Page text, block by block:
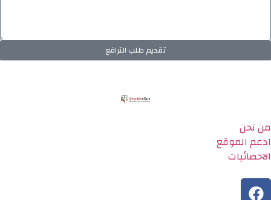
تقديم طلب الترافع
من نحن
ادعم الموقع
الاحصائيات